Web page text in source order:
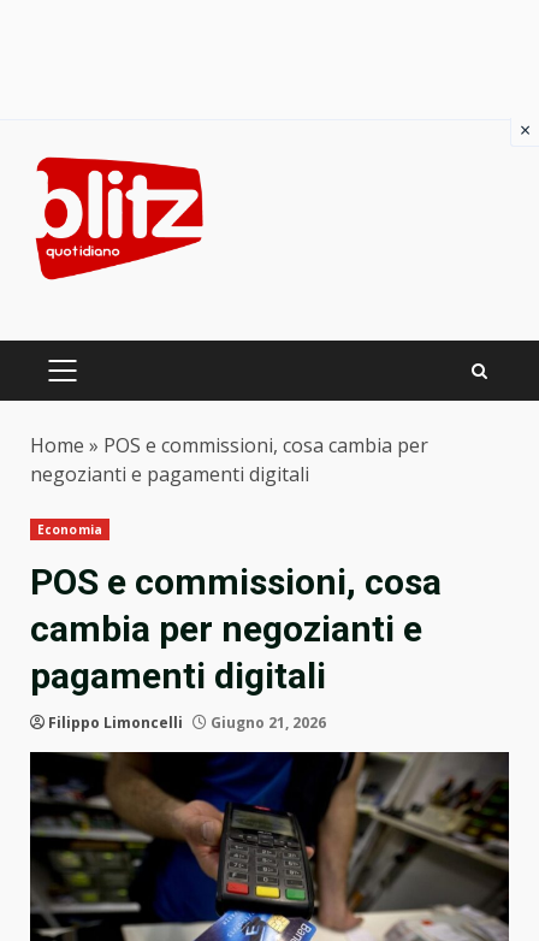
content
PRIMARY
Home » POS e commissioni, cosa cambia per
negozianti e pagamenti digitali
Economia
POS e commissioni, cosa
cambia per negozianti e
pagamenti digitali
Filippo Limoncelli Giugno 21, 2026
×